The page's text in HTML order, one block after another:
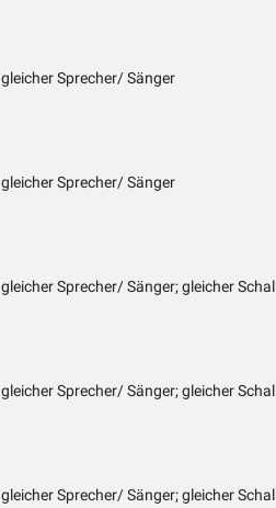
gleicher Sprecher/ Sänger
gleicher Sprecher/ Sänger
gleicher Sprecher/ Sänger; gleicher
gleicher Sprecher/ Sänger; gleicher
gleicher Sprecher/ Sänger; gleicher